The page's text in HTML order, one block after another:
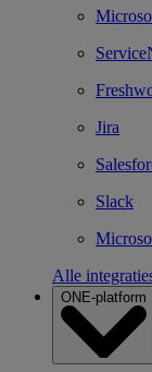
Jira
Slack
Alle
ONE-platform